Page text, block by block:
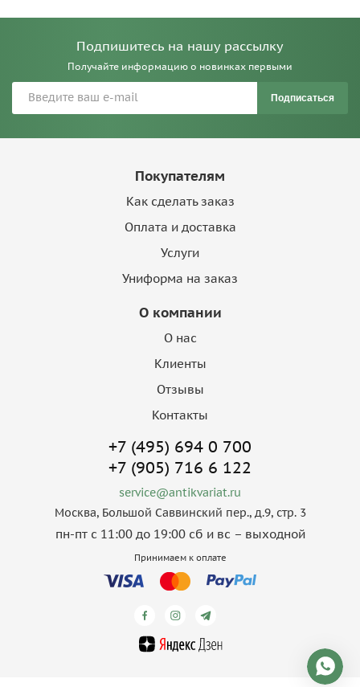
Подпишитесь на нашу рассылку
Получайте информацию о новинках первыми
Подписаться
Покупателям
Как сделать заказ
Оплата и доставка
Услуги
Униформа на заказ
О компании
О нас
Клиенты
Отзывы
Контакты
+7 (495) 694 0 700
+7 (905) 716 6 122
service@antikvariat.ru
Москва, Большой Саввинский пер., д.9, стр. 3
пн-пт с 11:00 до 19:00 сб и вс – выходной
Принимаем к оплате